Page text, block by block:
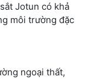
Jotun có khả
môi trường đặc
ngoại thất,